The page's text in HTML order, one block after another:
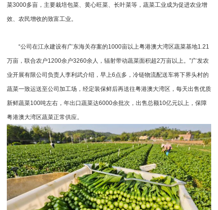
菜3000多亩，主要栽培包菜、黄心旺菜、长叶菜等，蔬菜工业成为促进农业增
效、农民增收的致富工业。
“公司在江永建设有广东海关存案的1000亩以上粤港澳大湾区蔬菜基地1.21
万亩，联合农户1200余户3260余人，辐射带动蔬菜面积超2万亩以上。”广发农
业开展有限公司负责人李利武介绍，早上6点多，冷链物流配送车将下界头村的
蔬菜一致运送至公司加工场，经定装保鲜后再送往粤港澳大湾区，每天出售优质
新鲜蔬菜100吨左右，年出口蔬菜达6000余批次，出售总额10亿元以上，保障
粤港澳大湾区蔬菜正常供应。